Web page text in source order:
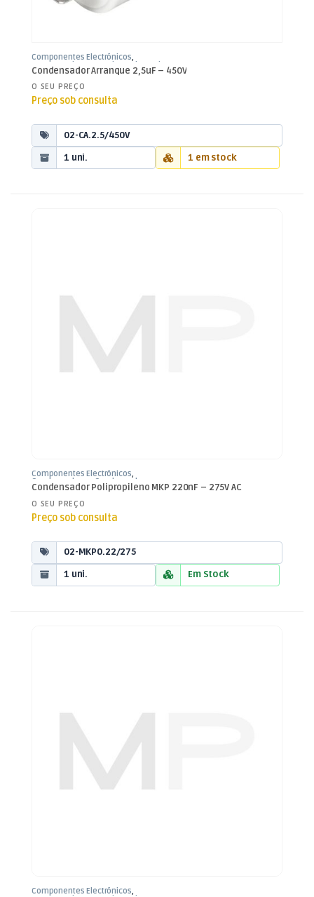
Componentes Electrónicos,
Condensadores
Condensadores de
Arranque
Condensador Arranque 2,5uF – 450V
O SEU PREÇO
Preço sob consulta
02-CA.2.5/450V
1 uni.
1 em stock
Componentes Electrónicos,
Condensadores
Condensadores
Polipropileno
Condensador Polipropileno MKP 220nF – 275V AC
O SEU PREÇO
Preço sob consulta
02-MKP0.22/275
1 uni.
Em Stock
Componentes Electrónicos,